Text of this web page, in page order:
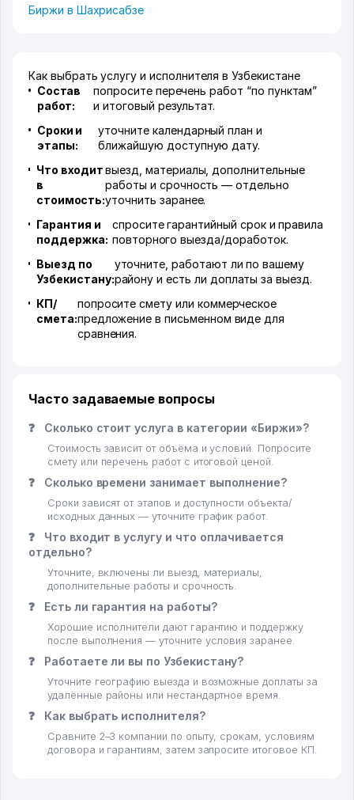
Биржи в Шахрисабзе
Как выбрать услугу и исполнителя в Узбекистане
Состав
работ:
попросите перечень работ “по пунктам”
и итоговый результат.
Сроки и
этапы:
уточните календарный план и
ближайшую доступную дату.
Что входит
в
стоимость:
выезд, материалы, дополнительные
работы и срочность — отдельно
уточнить заранее.
Гарантия и
поддержка:
спросите гарантийный срок и правила
повторного выезда/доработок.
Выезд по
Узбекистану:
уточните, работают ли по вашему
району и есть ли доплаты за выезд.
КП/
смета:
попросите смету или коммерческое
предложение в письменном виде для
сравнения.
Часто задаваемые вопросы
❓ Сколько стоит услуга в категории «Биржи»?
Стоимость зависит от объёма и условий. Попросите
смету или перечень работ с итоговой ценой.
❓ Сколько времени занимает выполнение?
Сроки зависят от этапов и доступности объекта/
исходных данных — уточните график работ.
❓
Что входит в услугу и что оплачивается
отдельно?
Уточните, включены ли выезд, материалы,
дополнительные работы и срочность.
❓ Есть ли гарантия на работы?
Хорошие исполнители дают гарантию и поддержку
после выполнения — уточните условия заранее.
❓ Работаете ли вы по Узбекистану?
Уточните географию выезда и возможные доплаты за
удалённые районы или нестандартное время.
❓ Как выбрать исполнителя?
Сравните 2–3 компании по опыту, срокам, условиям
договора и гарантиям, затем запросите итоговое КП.